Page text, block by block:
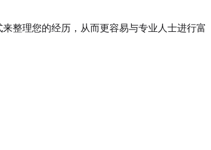
整理您的经历，从而更容易与专业人士进行富